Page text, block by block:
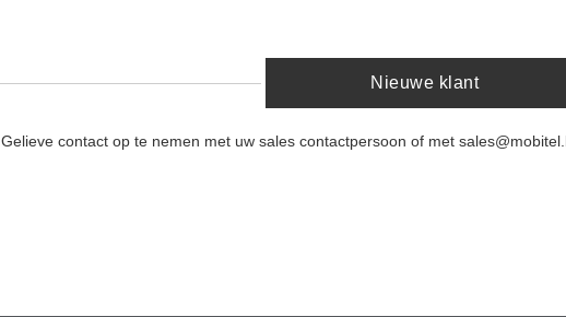
Nieuwe klant
Gelieve contact op te nemen met uw sales contactpersoon of met